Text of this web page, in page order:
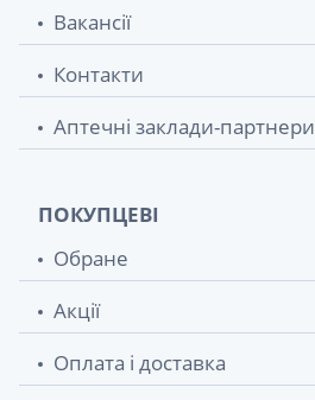
Вакансії
Контакти
Аптечні заклади-партнери
ПОКУПЦЕВІ
Обране
Акції
Оплата і доставка